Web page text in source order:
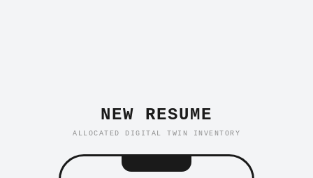
NEW RESUME
ALLOCATED DIGITAL TWIN INVENTORY